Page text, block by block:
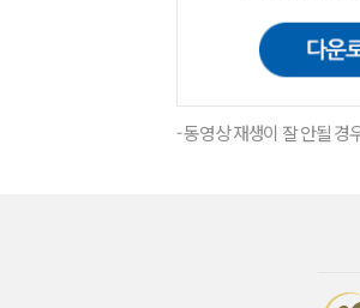
- 동영상 재생이 잘 안될 경